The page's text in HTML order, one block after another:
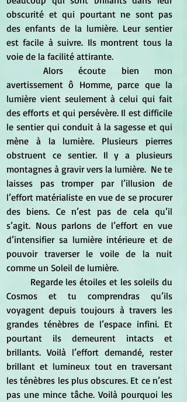
obscurité et qui pourtant ne sont pas
des enfants de la lumière. Leur sentier
est facile à suivre. Ils montrent tous la
voie de la facilité attirante.
avertissement ô Homme, parce que la
lumière vient seulement à celui qui fait
des efforts et qui persévère. Il est difficile
le sentier qui conduit à la sagesse et qui
mène à la lumière. Plusieurs pierres
obstruent ce sentier. Il y a plusieurs
montagnes à gravir vers la lumière.  Ne te
laisses pas tromper par l’illusion de
l’effort matérialiste en vue de se procurer
des biens. Ce n’est pas de cela qu’il
s’agit. Nous parlons de l’effort en vue
d’intensifier sa lumière intérieure et de
pouvoir traverser le voile de la nuit
Cosmos et tu comprendras qu’ils
voyagent depuis toujours à travers les
grandes ténèbres de l’espace infini. Et
pourtant ils demeurent intacts et
brillants. Voilà l’effort demandé, rester
brillant et lumineux tout en traversant
les ténèbres les plus obscures. Et ce n’est
pas une mince tâche. Voilà pourquoi les